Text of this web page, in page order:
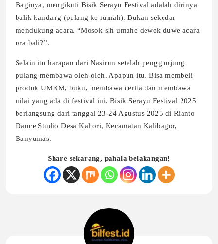
Baginya, mengikuti Bisik Serayu Festival adalah dirinya
balik kandang (pulang ke rumah). Bukan sekedar
mendukung acara. “Mosok sih umahe dewek duwe acara
ora bali?”.
Selain itu harapan dari Nasirun setelah penggunjung
pulang membawa oleh-oleh. Apapun itu. Bisa membeli
produk UMKM, buku, membawa cerita dan membawa
nilai yang ada di festival ini. Bisik Serayu Festival 2025
berlangsung dari tanggal 23-24 Agustus 2025 di Rianto
Dance Studio Desa Kaliori, Kecamatan Kalibagor,
Banyumas.
Share sekarang, pahala belakangan!